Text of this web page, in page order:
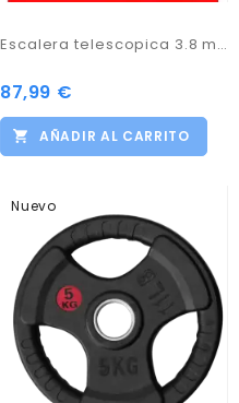
Escalera telescopica 3.8 mtrs.
87,99 €
AÑADIR AL CARRITO
Nuevo